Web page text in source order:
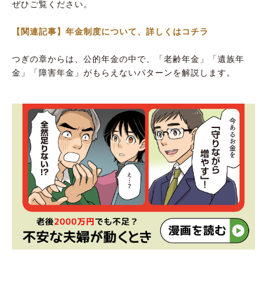
ぜひご覧ください。
【関連記事】年金制度について、詳しくはコチラ
つぎの章からは、公的年金の中で、「老齢年金」「遺族年
金」「障害年金」がもらえないパターンを解説します。